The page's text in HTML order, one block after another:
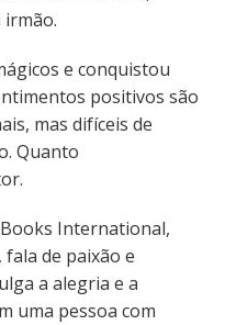
e conquistou
positivos são
mas difíceis de
Quanto
International,
de paixão e
a alegria e a
uma pessoa com